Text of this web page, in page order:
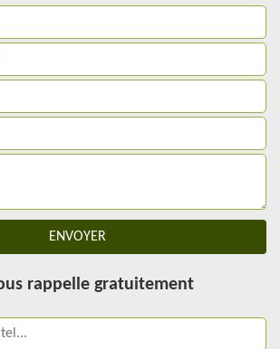
rappelle gratuitement